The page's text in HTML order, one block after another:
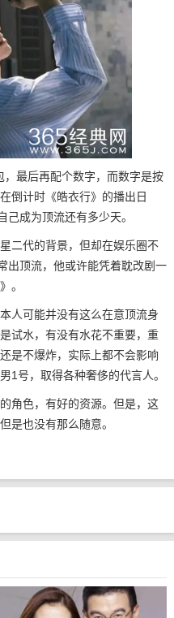
最后再配个数字，而数字是按
倒计时《皓衣行》的播出日
己成为顶流还有多少天。
二代的背景，但却在娱乐圈不
出顶流，他或许能凭着耽改剧一
。
人可能并没有这么在意顶流身
试水，有没有水花不重要，重
是不爆炸，实际上都不会影响
1号，取得各种奢侈的代言人。
角色，有好的资源。但是，这
是也没有那么随意。